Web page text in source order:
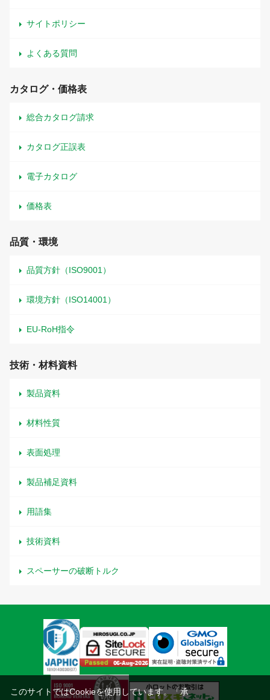
サイトポリシー
よくある質問
カタログ・価格表
総合カタログ請求
カタログ正誤表
電子カタログ
価格表
品質・環境
品質方針（ISO9001）
環境方針（ISO14001）
EU-RoH指令
技術・材料資料
製品資料
材料性質
表面処理
製品補足資料
用語集
技術資料
スペーサーの破断トルク
このサイトではCookieを使用しています。「承